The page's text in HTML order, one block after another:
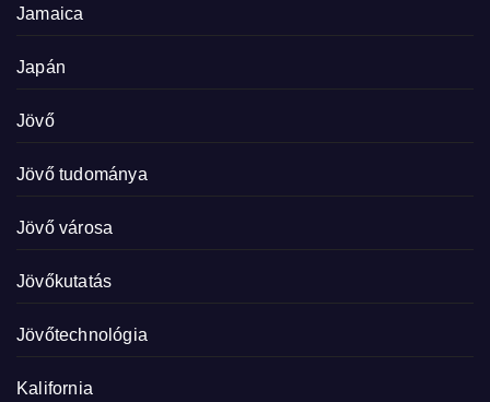
Jamaica
Japán
Jövő
Jövő tudománya
Jövő városa
Jövőkutatás
Jövőtechnológia
Kalifornia